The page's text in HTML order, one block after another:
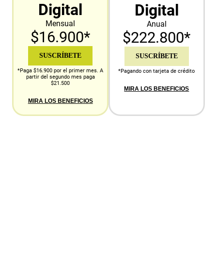
Digital
Mensual
$16.900*
SUSCRÍBETE
*Paga $16.900 por el primer mes. A
partir del segundo mes paga
$21.500
MIRA LOS BENEFICIOS
Digital
Anual
$222.800*
SUSCRÍBETE
*Pagando con tarjeta de crédito
MIRA LOS BENEFICIOS